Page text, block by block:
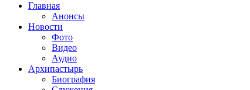
Главная
Анонсы
Новости
Фото
Видео
Аудио
Архипастырь
Биография